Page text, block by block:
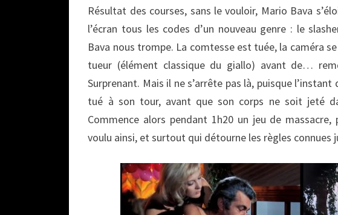
Résultat des courses, sans le vouloir, Mario Bava
l’écran tous les codes d’un nouveau genre : le
Bava nous trompe. La comtesse est tuée, la caméra
tueur (élément classique du giallo) avant de…
Surprenant. Mais il ne s’arrête pas là, puisque
tué à son tour, avant que son corps ne soit jeté
Commence alors pendant 1h20 un jeu de
voulu ainsi, et surtout qui détourne les règles connues